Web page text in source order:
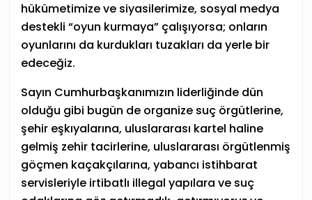
hükümetimize ve siyasilerimize, sosyal medya
destekli “oyun kurmaya” çalışıyorsa; onların
oyunlarını da kurdukları tuzakları da yerle bir
edeceğiz.
Sayın Cumhurbaşkanımızın liderliğinde dün
olduğu gibi bugün de organize suç örgütlerine,
şehir eşkıyalarına, uluslararası kartel haline
gelmiş zehir tacirlerine, uluslararası örgütlenmiş
göçmen kaçakçılarına, yabancı istihbarat
servisleriyle irtibatlı illegal yapılara ve suç